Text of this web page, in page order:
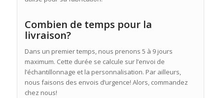
Combien de temps pour la
livraison?
Dans un premier temps, nous prenons 5 à 9 jours
maximum. Cette durée se calcule sur l’envoi de
l’échantillonnage et la personnalisation. Par ailleurs,
nous faisons des envois d’urgence! Alors, commandez
chez nous!